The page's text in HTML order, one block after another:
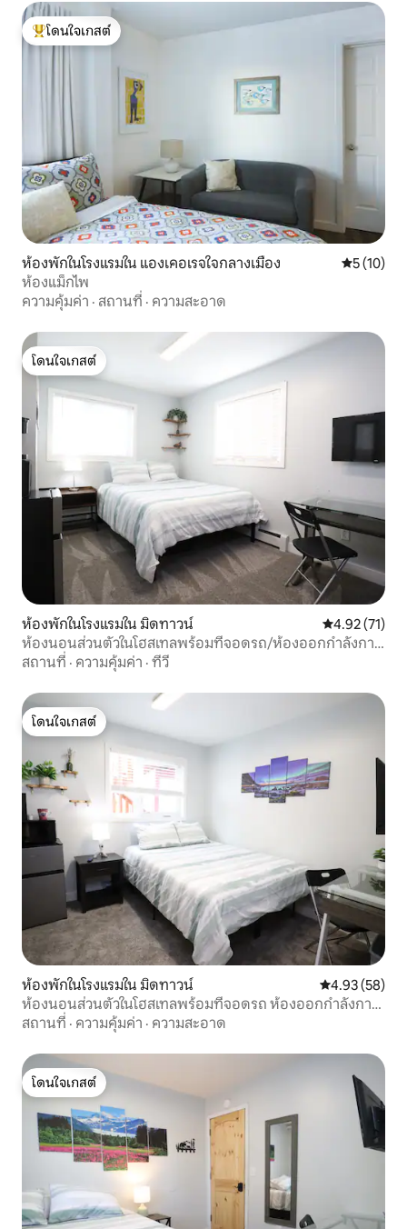
โดนใจเกสต์ที่สุด
โดนใจเกสต์
ห้องพักในโรงแรมใน แองเคอเรจใจกลางเมือง คะแนนเฉลี่
5 (10)
ห้องแม็กไพ
ความคุ้มค่า · สถานที่ · ความสะอาด
โดนใจเกสต์
โดนใจเกสต์
ห้องพักในโรงแรมใน มิดทาวน์ คะแนนเฉลี่ย
4.92 (71)
ห้องนอนส่วนตัวในโฮสเทลพร้อมที่จอดรถ/ห้องออกกำลังกาย
บริการซักรีด 201
สถานที่ · ความคุ้มค่า · ทีวี
โดนใจเกสต์
โดนใจเกสต์
ห้องพักในโรงแรมใน มิดทาวน์ คะแนนเฉลี่ย
4.93 (58)
ห้องนอนส่วนตัวในโฮสเทลพร้อมที่จอดรถ ห้องออกกำลังกาย
และห้องซักรีด 208
สถานที่ · ความคุ้มค่า · ความสะอาด
โดนใจเกสต์
โดนใจเกสต์